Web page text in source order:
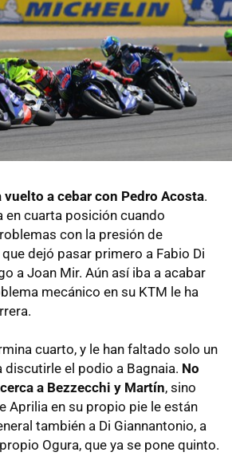
vuelto a cebar con Pedro Acosta.
en cuarta posición cuando
con la presión de
dejó pasar primero a Fabio Di
a Joan Mir. Aún así iba a acabar
mecánico en su KTM le ha
cuarto, y le han faltado solo un
discutirle el podio a Bagnaia. No
a Bezzecchi y Martín, sino
Aprilia en su propio pie le están
también a Di Giannantonio, a
Ogura, que ya se pone quinto.